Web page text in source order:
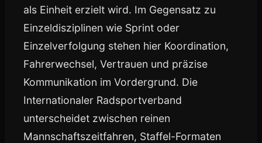
als Einheit erzielt wird. Im Gegensatz zu
Einzeldisziplinen wie Sprint oder
Einzelverfolgung stehen hier Koordination,
Fahrerwechsel, Vertrauen und präzise
Kommunikation im Vordergrund. Die
Internationaler Radsportverband
unterscheidet zwischen reinen
Mannschaftszeitfahren, Staffel-Formaten